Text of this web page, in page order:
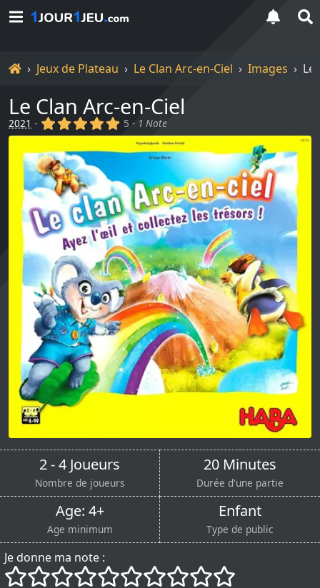
Accueil
Jeux de Plateau Le Clan Arc-en-Ciel Images Le
Le Clan Arc-en-Ciel
2021 - (x) (x) (x) (x) (x)
5 - 1 Note
2 - 4 Joueurs
Nombre de joueurs
20 Minutes
Durée d'une partie
Age: 4+
Age minimum
Enfant
Type de public
Je donne ma note :
()
() () () () () () () ()
()